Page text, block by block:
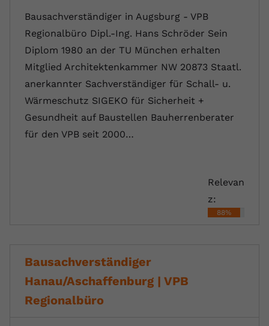
Bausachverständiger in Augsburg - VPB
Regionalbüro Dipl.-Ing. Hans Schröder Sein
Diplom 1980 an der TU München erhalten
Mitglied Architektenkammer NW 20873 Staatl.
anerkannter Sachverständiger für Schall- u.
Wärmeschutz SIGEKO für Sicherheit +
Gesundheit auf Baustellen Bauherrenberater
für den VPB seit 2000…
Relevan
z:
88%
Bausachverständiger
Hanau/Aschaffenburg | VPB
Regionalbüro